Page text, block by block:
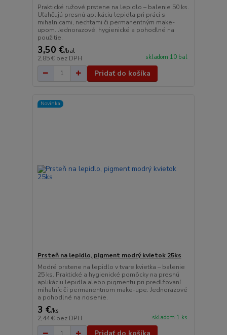
Praktické ružové prstene na lepidlo – balenie 50 ks.
Uľahčujú presnú aplikáciu lepidla pri práci s
mihalnicami, nechtami či permanentným make-
upom. Jednorazové, hygienické a pohodlné na
použitie.
3,50 €/bal
2,85 € bez DPH skladom 10 bal
Pridať do košíka
Novinka
Prsteň na lepidlo, pigment modrý kvietok 25ks
Modré prstene na lepidlo v tvare kvietka – balenie
25 ks. Praktické a hygienické pomôcky na presnú
aplikáciu lepidla alebo pigmentu pri predlžovaní
mihalníc či permanentnom make-upe. Jednorazové
a pohodlné na nosenie.
3 €/ks
2,44 € bez DPH skladom 1 ks